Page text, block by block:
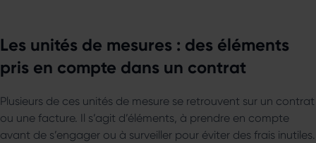
Les unités de mesures : des éléments
pris en compte dans un contrat
Plusieurs de ces unités de mesure se retrouvent sur un contrat
ou une facture. Il s’agit d’éléments, à prendre en compte
avant de s’engager ou à surveiller pour éviter des frais inutiles.